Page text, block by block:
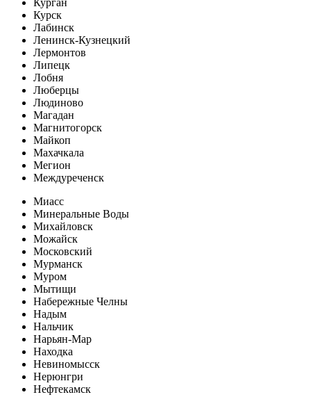
Курск
Лабинск
Ленинск-Кузнецкий
Лермонтов
Липецк
Лобня
Люберцы
Людиново
Магадан
Магнитогорск
Майкоп
Махачкала
Мегион
Междуреченск
Миасс
Минеральные Воды
Михайловск
Можайск
Московский
Мурманск
Муром
Мытищи
Набережные Челны
Надым
Нальчик
Нарьян-Мар
Находка
Невиномысск
Нерюнгри
Нефтекамск